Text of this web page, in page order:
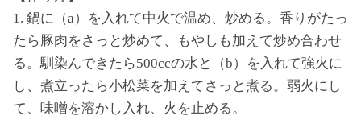
1. 鍋に（a）を入れて中火で温め、炒める。香りがたっ
たら豚肉をさっと炒めて、もやしも加えて炒め合わせ
る。馴染んできたら500ccの水と（b）を入れて強火に
し、煮立ったら小松菜を加えてさっと煮る。弱火にし
て、味噌を溶かし入れ、火を止める。